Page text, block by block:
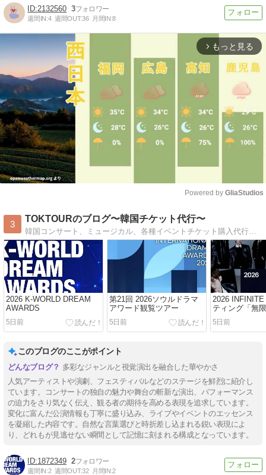
2132560 3
週間IN:4 週間OUT:36 月間IN:8
arrow_forward_ios もっと見る
Powered by GliaStudios
3
TOKTOURのブログ〜韓国チケット代行〜
韓国コンサート、ミュージカル、各種イベントチケット購入代行を行っております。韓国ドラマの撮影見学ツアーも！韓流好きはまずTOKTOURへお問い合わせを。
2026 K-WORLD DREAM
AWARDS
5日前
第21回 2026ソウルドラマ
アワード観覧ツアー
5日前
2026
ティング「無
5日前
このブログのここがポイント
多彩なジャンルと視覚演出を融合した華やかさ
人気アーティストや演劇、フェスティバルなどのステージを鮮烈に紹介し
ています。コンサートの独自の魅力や舞台の斬新な演出、パフォーマンス
の迫力をさり気なく伝え、観る者の期待を高める表現を追求しています。
変化に富んだ公演情報も丁寧に盛り込み、ライブやイベントのエッセンス
を凝縮した内容です。自然な言葉選びと時折差し込まれる鋭い表現によ
り、どれもが見逃せない瞬間として記憶に刻まれる構成となっています。
1872349 2
週間IN:2 週間OUT:32 月間IN:2